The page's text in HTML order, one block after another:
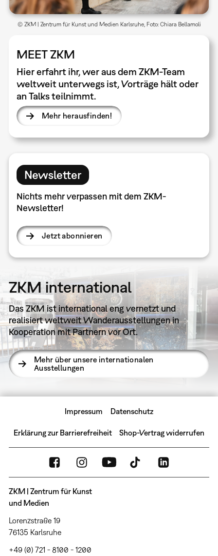
MEET ZKM
Hier erfahrt ihr, wer aus dem ZKM-Team
weltweit unterwegs ist, Vorträge hält oder
an Talks teilnimmt.
Mehr herausfinden!
© ZKM | Zentrum für Kunst und Medien Karlsruhe, Foto: Chiara Bellamoli
Newsletter
Nichts mehr verpassen mit dem ZKM-
Newsletter!
Jetzt abonnieren
ZKM international
Das ZKM ist international eng vernetzt und
realisiert weltweit Wanderausstellungen in
Kooperation mit Partnern vor Ort.
Mehr über unsere internationalen
Ausstellungen
Impressum Datenschutz
Erklärung zur Barrierefreiheit Shop-Vertrag widerrufen
ZKM | Zentrum für Kunst
und Medien
Lorenzstraße 19
76135 Karlsruhe
+49 (0) 721 - 8100 - 1200